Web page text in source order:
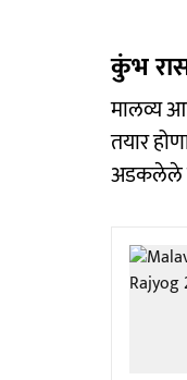
कुंभ
मालव्य
तयार
अडकलेले